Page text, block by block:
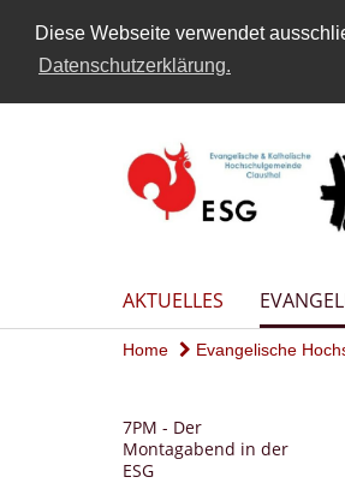
Diese Webseite verwendet
Datenschutzerklärung.
AKTUELLES
Home Evangelische
7PM - Der
Montagabend in der
ESG